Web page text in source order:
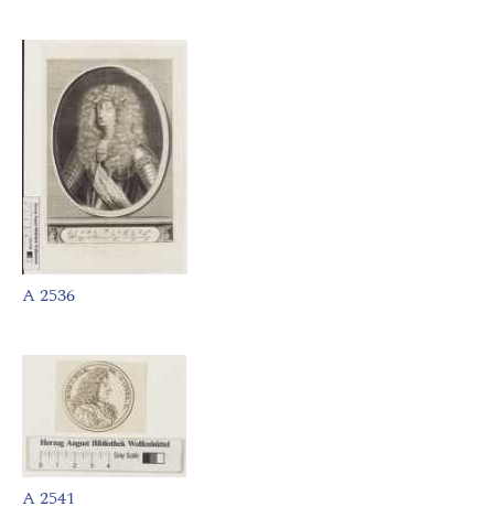
A 2536
A 2541